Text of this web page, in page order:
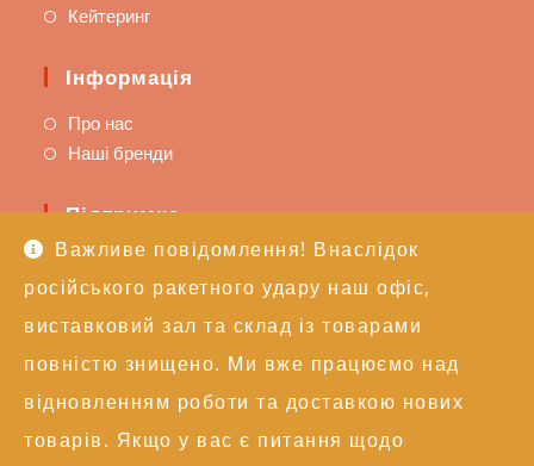
Важливе повідомлення! Внаслідок
російського ракетного удару наш офіс,
виставковий зал та склад із товарами
повністю знищено. Ми вже працюємо над
відновленням роботи та доставкою нових
товарів. Якщо у вас є питання щодо
Кейтеринг
Інформація
Про нас
Наші бренди
Підтримка
Доставка та оплата
Політика повернення
Техпідтримка
+38 (050) 246-17-15
info@alexgroupe.com